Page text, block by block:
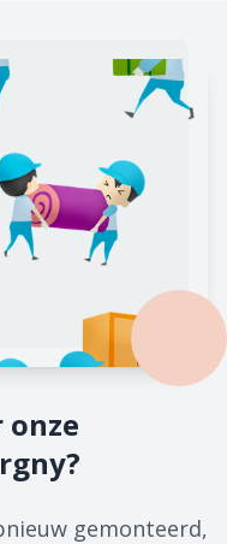
onze
gemonteerd,